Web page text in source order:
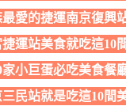
最愛的捷運南京復興
運站美食就吃這10
家小巨蛋必吃美食餐
民站就是吃這10間